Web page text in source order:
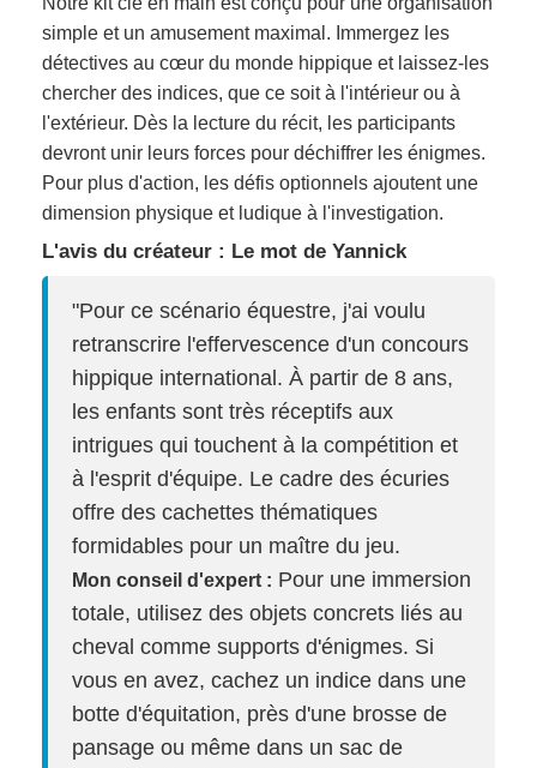
simple et un amusement maximal. Immergez les
détectives au cœur du monde hippique et laissez-les
chercher des indices, que ce soit à l'intérieur ou à
l'extérieur. Dès la lecture du récit, les participants
devront unir leurs forces pour déchiffrer les énigmes.
Pour plus d'action, les défis optionnels ajoutent une
dimension physique et ludique à l'investigation.
L'avis du créateur : Le mot de Yannick
"Pour ce scénario équestre, j'ai voulu
retranscrire l'effervescence d'un concours
hippique international. À partir de 8 ans,
les enfants sont très réceptifs aux
intrigues qui touchent à la compétition et
à l'esprit d'équipe. Le cadre des écuries
offre des cachettes thématiques
formidables pour un maître du jeu.
Mon conseil d'expert : Pour une immersion
totale, utilisez des objets concrets liés au
cheval comme supports d'énigmes. Si
vous en avez, cachez un indice dans une
botte d'équitation, près d'une brosse de
pansage ou même dans un sac de